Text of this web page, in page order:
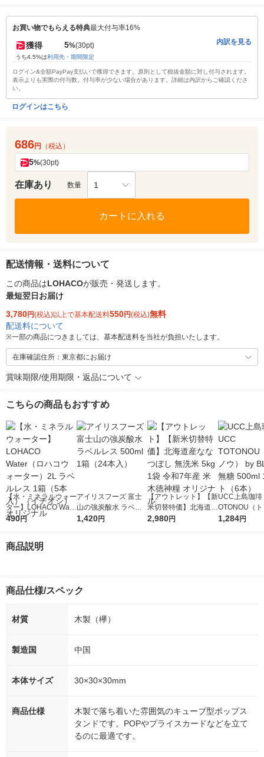
お買い物でもらえる特典最大付与率16%
獲得 5%(30pt)
うち4.5%は利用先・期間限定
内訳を見る
ログイン&全額PayPay支払いで獲得できます。原則として税抜金額に対し付与されます。
表示よりも実際の付与数、付与率が少ない場合があります。詳細は内訳からご確認くださ
い。
ログインはこちら
686円 （税込）
5%(30pt)
在庫あり 数量 1
カートに入れる
配送情報・送料について
この商品はLOHACOが販売・発送します。
最短翌日お届け
3,780円(税込)以上で基本配送料550円(税込)無料
配送料について
※一部の商品につきましては、基本配送料を当社が負担いたします。
在庫確認住所：東京都にお届け
賞味期限/使用期限・返品について
こちらの商品もおすすめ
【水・ミネラルウォー
ター】LOHACO Wate
r（ロハコウォータ
シ） オリジナル
490円
アイリスフーズ 富士
山の強炭酸水 ラベル
レス 500ml 1箱（24
1,420円
【アウトレット】【新
米切替特価】北海道産
ななつぼし 無洗米 5k
2,980円
UCC上島珈琲
OTONOU（
ウ） by
1,284円
商品説明
商品仕様/スペック
材質 木製（欅）
製造国 中国
本体サイズ 30×30×30mm
商品仕様
木製で落ち着いた雰囲気のキューブ型ポップス
タンドです。POPやプライスカードなどを立て
るのに最適です。